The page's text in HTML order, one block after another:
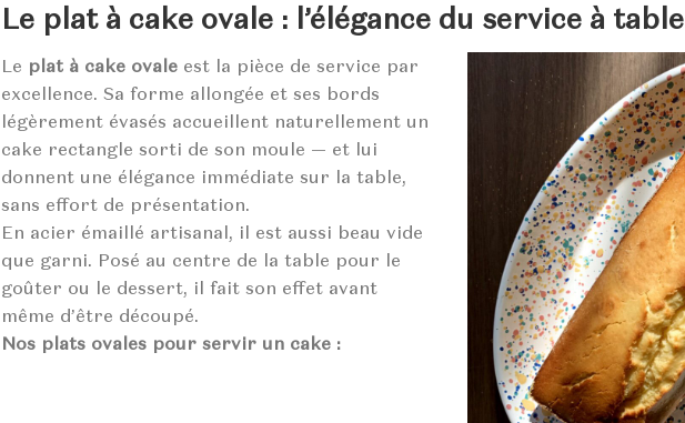
Le plat à cake ovale : l’élégance du service à table
Le plat à cake ovale est la pièce de service par
excellence. Sa forme allongée et ses bords
légèrement évasés accueillent naturellement un
cake rectangle sorti de son moule — et lui
donnent une élégance immédiate sur la table,
sans effort de présentation.
En acier émaillé artisanal, il est aussi beau vide
que garni. Posé au centre de la table pour le
goûter ou le dessert, il fait son effet avant
même d’être découpé.
Nos plats ovales pour servir un cake :